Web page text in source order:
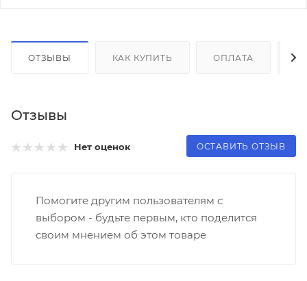
ОТЗЫВЫ КАК КУПИТЬ ОПЛАТА
Отзывы
Нет оценок ОСТАВИТЬ ОТЗЫВ
Помогите другим пользователям с
выбором - будьте первым, кто поделится
своим мнением об этом товаре